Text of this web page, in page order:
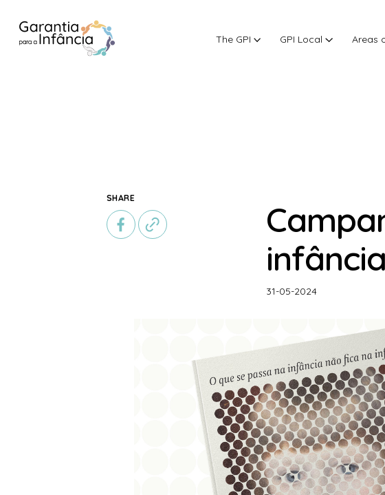
The GPI GPI Local Areas
SHARE
31-05-2024